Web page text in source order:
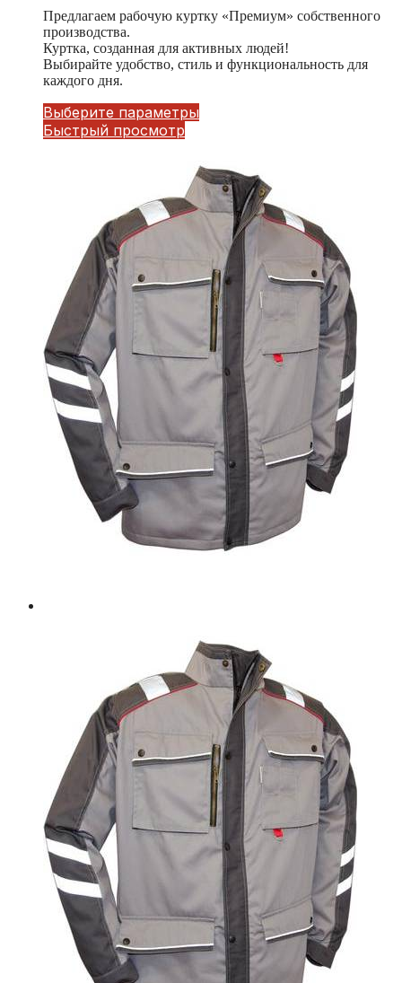
Предлагаем рабочую куртку «Премиум» собственного
производства.
Куртка, созданная для активных людей!
Выбирайте удобство, стиль и функциональность для
каждого дня.
Выберите параметры
Быстрый просмотр